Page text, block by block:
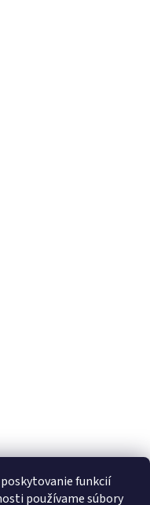
funkcií
používame súbory